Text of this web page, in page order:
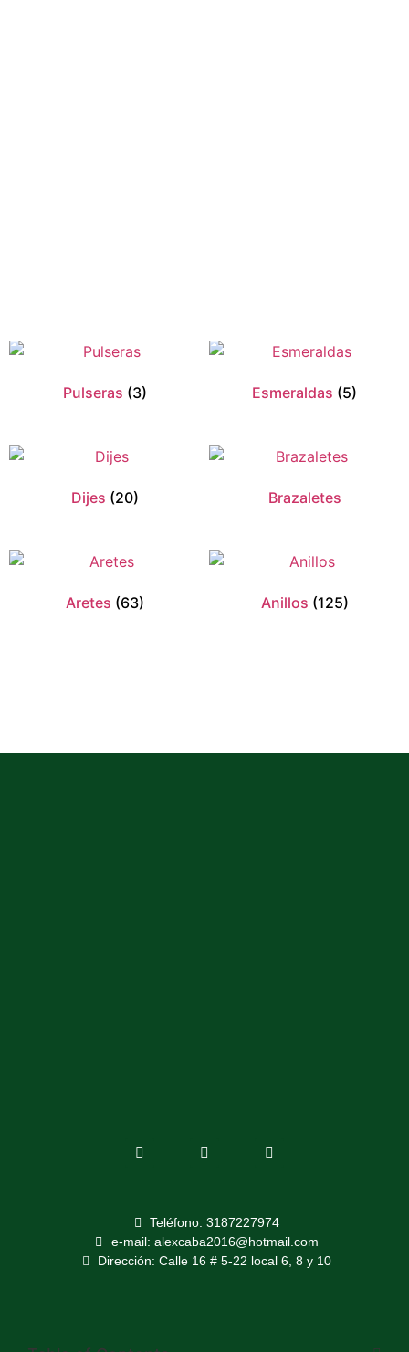
Pulseras (3) Esmeraldas (5)
Dijes (20) Brazaletes
Aretes (63) Anillos (125)
Teléfono: 3187227974
e-mail: alexcaba2016@hotmail.com
Dirección: Calle 16 # 5-22 local 6, 8 y 10